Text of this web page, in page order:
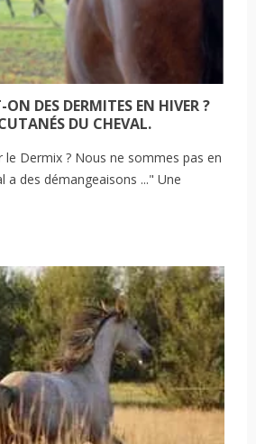
DES DERMITES EN HIVER ?
DU CHEVAL.
le Dermix ? Nous ne sommes pas en
a des démangeaisons ..." Une